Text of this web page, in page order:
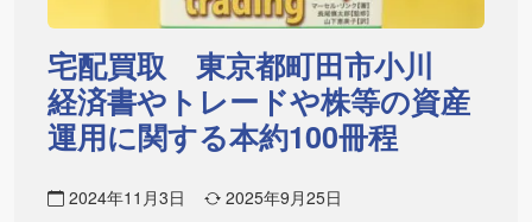
宅配買取 東京都町田市小川
経済書やトレードや株等の資産
運用に関する本約100冊程
2024年11月3日 2025年9月25日